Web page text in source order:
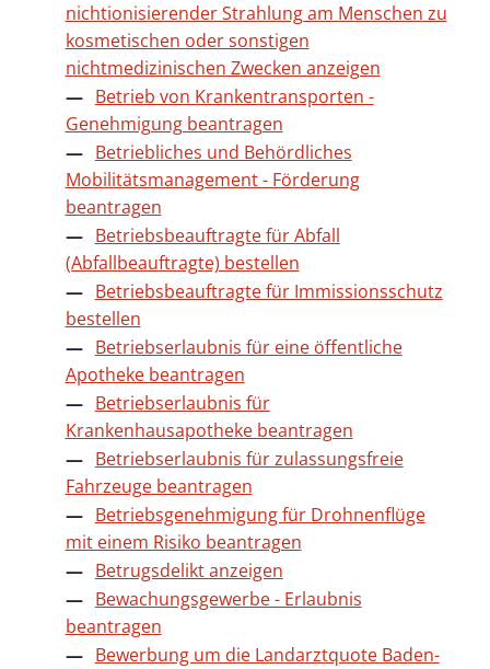
nichtionisierender Strahlung am Menschen zu
kosmetischen oder sonstigen
nichtmedizinischen Zwecken anzeigen
Betrieb von Krankentransporten -
Genehmigung beantragen
Betriebliches und Behördliches
Mobilitätsmanagement - Förderung
beantragen
Betriebsbeauftragte für Abfall
(Abfallbeauftragte) bestellen
Betriebsbeauftragte für Immissionsschutz
bestellen
Betriebserlaubnis für eine öffentliche
Apotheke beantragen
Betriebserlaubnis für
Krankenhausapotheke beantragen
Betriebserlaubnis für zulassungsfreie
Fahrzeuge beantragen
Betriebsgenehmigung für Drohnenflüge
mit einem Risiko beantragen
Betrugsdelikt anzeigen
Bewachungsgewerbe - Erlaubnis
beantragen
Bewerbung um die Landarztquote Baden-